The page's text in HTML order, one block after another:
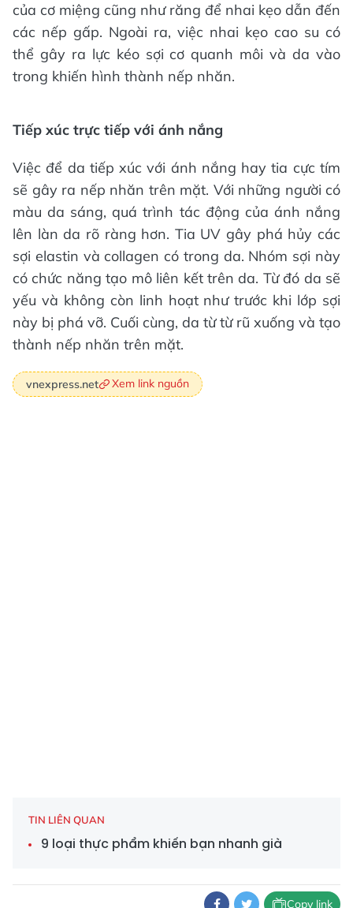
của cơ miệng cũng như răng để nhai kẹo dẫn đến
các nếp gấp. Ngoài ra, việc nhai kẹo cao su có
thể gây ra lực kéo sợi cơ quanh môi và da vào
trong khiến hình thành nếp nhăn.
Tiếp xúc trực tiếp với ánh nắng
Việc để da tiếp xúc với ánh nắng hay tia cực tím
sẽ gây ra nếp nhăn trên mặt. Với những người có
màu da sáng, quá trình tác động của ánh nắng
lên làn da rõ ràng hơn. Tia UV gây phá hủy các
sợi elastin và collagen có trong da. Nhóm sợi này
có chức năng tạo mô liên kết trên da. Từ đó da sẽ
yếu và không còn linh hoạt như trước khi lớp sợi
này bị phá vỡ. Cuối cùng, da từ từ rũ xuống và tạo
thành nếp nhăn trên mặt.
vnexpress.net Xem link nguồn
TIN LIÊN QUAN
9 loại thực phẩm khiến bạn nhanh già
Copy link